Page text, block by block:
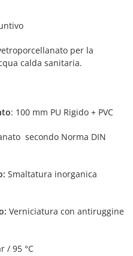
per la
calda sanitaria.
: 100 mm PU Rigido + PVC
secondo Norma DIN
Smaltatura inorganica
Verniciatura con antiruggine
/ 95 °C